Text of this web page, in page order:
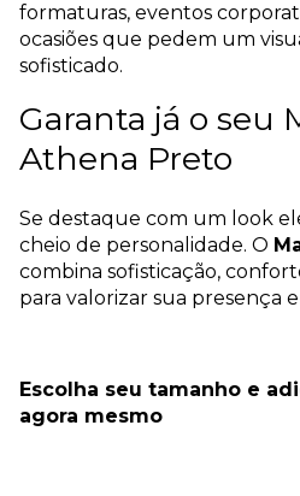
formaturas, eventos
ocasiões que pedem um
sofisticado.
Garanta já o seu
Athena Preto
Se destaque com um look
cheio de personalidade. O
combina sofisticação,
para valorizar sua presença
Escolha seu tamanho e
agora mesmo